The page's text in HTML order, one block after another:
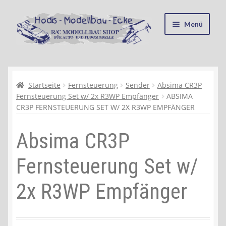
Zur
Navigation
springen
Zum
Inhalt
springen
Menü
Kasse
Mein Konto
Recycling, Entsorgung und Umwelt
Shop
Warenkorb
Ablauf einer Bestellung
Startseite Fernsteuerung Sender
Absima CR3P
Fernsteuerung Set w/ 2x R3WP Empfänger
ABSIMA
CR3P FERNSTEUERUNG SET W/ 2X R3WP EMPFÄNGER
Absima CR3P
Fernsteuerung Set w/
2x R3WP Empfänger